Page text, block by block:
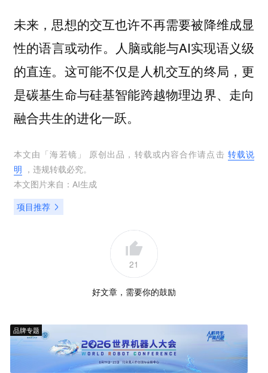
未来，思想的交互也许不再需要被降维成显
性的语言或动作。人脑或能与AI实现语义级
的直连。这可能不仅是人机交互的终局，更
是碳基生命与硅基智能跨越物理边界、走向
融合共生的进化一跃。
本文由「海若镜 」 原创出品，转载或内容合作请点击 转载说
明 ，违规转载必究。
本文图片来自： AI生成
项目推荐
21
好文章，需要你的鼓励
品牌专题